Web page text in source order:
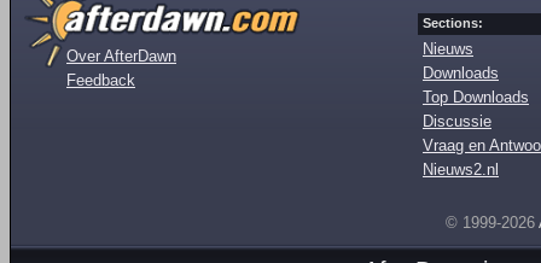
Over AfterDawn
Feedback
Sections:
Nieuws
Downloads
Top Downloads
Discussie
Vraag en
Nieuws2.nl
© 1999-2026